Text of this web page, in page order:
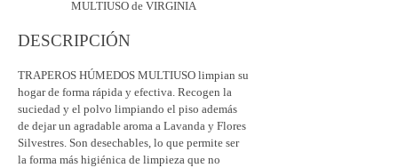
DESCRIPCIÓN
TRAPEROS HÚMEDOS MULTIUSO limpian su
hogar de forma rápida y efectiva. Recogen la
suciedad y el polvo limpiando el piso además
de dejar un agradable aroma a Lavanda y Flores
Silvestres. Son desechables, lo que permite ser
la forma más higiénica de limpieza que no